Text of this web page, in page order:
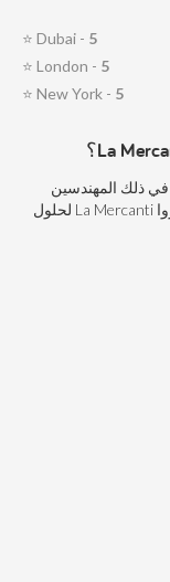
Dubai - 5
⭐
London - 5
⭐
New York - 5
⭐
في ذلك المهندسين
المعماريين والشركات والعملاء الأفراد الذين اختاروا La Mercanti لحلول